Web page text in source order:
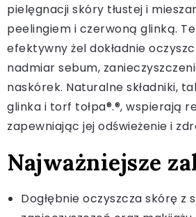
pielęgnacji skóry tłustej i
peelingiem i czerwoną glinką.
efektywny żel dokładnie
nadmiar sebum,
naskórek. Naturalne składniki,
glinka i torf tołpa®.®, wspierają
zapewniając jej odświeżenie i
Najważniejsze
Dogłębnie oczyszcza skórę z